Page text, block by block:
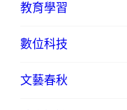
教育學習
數位科技
文藝春秋